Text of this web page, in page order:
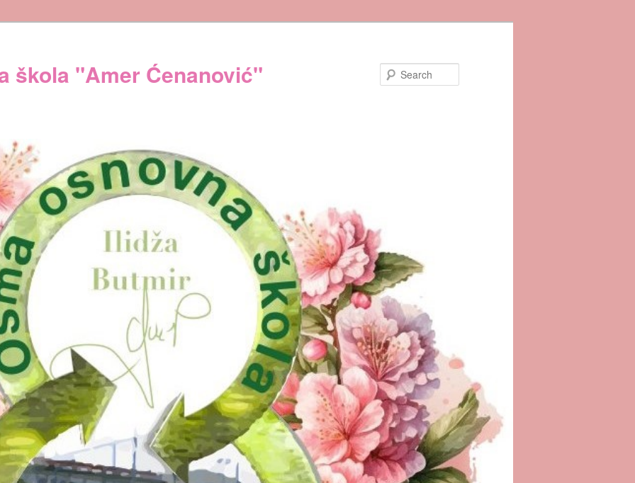
škola "Amer Ćenanović"